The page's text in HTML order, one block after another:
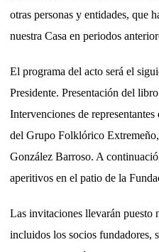
otras personas y entidades, que
nuestra Casa en periodos
El programa del acto será el
Presidente. Presentación del
Intervenciones de
del Grupo Folklórico
González Barroso. A
aperitivos en el patio de la
Las invitaciones llevarán puesto
incluidos los socios fundadores,